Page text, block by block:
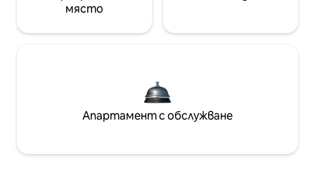
място
Апартамент с обслужване